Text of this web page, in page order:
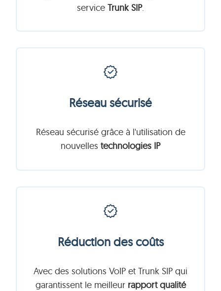
service Trunk SIP.
Réseau sécurisé
Réseau sécurisé grâce à l'utilisation de
nouvelles technologies IP
Réduction des coûts
Avec des solutions VoIP et Trunk SIP qui
garantissent le meilleur rapport qualité